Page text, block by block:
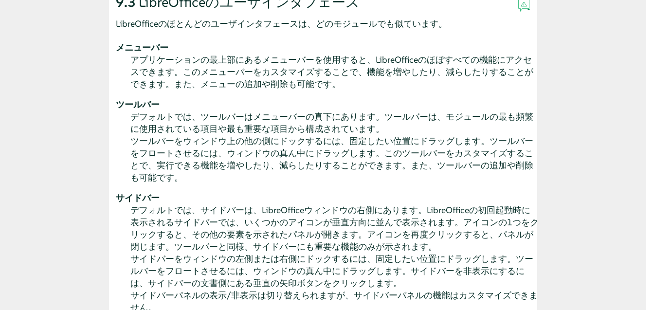
LibreOfficeのほとんどのユーザインタフェースは、どのモジュールでも似ています。
メニューバー
アプリケーションの最上部にあるメニューバーを使用すると、LibreOfficeのほぼすべての機能にアクセ
スできます。このメニューバーをカスタマイズすることで、機能を増やしたり、減らしたりすることが
できます。また、メニューの追加や削除も可能です。
ツールバー
デフォルトでは、ツールバーはメニューバーの真下にあります。ツールバーは、モジュールの最も頻繁
に使用されている項目や最も重要な項目から構成されています。
ツールバーをウィンドウ上の他の側にドックするには、固定したい位置にドラッグします。ツールバー
をフロートさせるには、ウィンドウの真ん中にドラッグします。このツールバーをカスタマイズするこ
とで、実行できる機能を増やしたり、減らしたりすることができます。また、ツールバーの追加や削除
も可能です。
サイドバー
デフォルトでは、サイドバーは、LibreOfficeウィンドウの右側にあります。LibreOfficeの初回起動時に
表示されるサイドバーでは、いくつかのアイコンが垂直方向に並んで表示されます。アイコンの1つをク
リックすると、その他の要素を示されたパネルが開きます。アイコンを再度クリックすると、パネルが
閉じます。ツールバーと同様、サイドバーにも重要な機能のみが示されます。
サイドバーをウィンドウの左側または右側にドックするには、固定したい位置にドラッグします。ツー
ルバーをフロートさせるには、ウィンドウの真ん中にドラッグします。サイドバーを非表示にするに
は、サイドバーの文書側にある垂直の矢印ボタンをクリックします。
サイドバーパネルの表示/非表示は切り替えられますが、サイドバーパネルの機能はカスタマイズできま
せん。